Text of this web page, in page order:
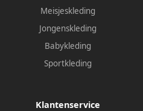
Meisjeskleding
Jongenskleding
Babykleding
Sportkleding
Klantenservice